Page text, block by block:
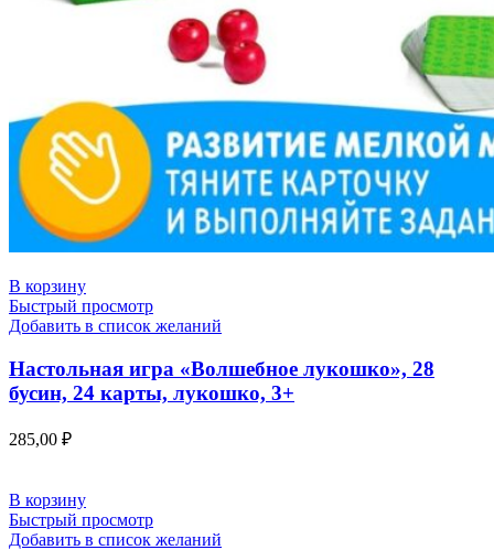
В корзину
Быстрый просмотр
Добавить в список желаний
Настольная игра «Волшебное лукошко», 28
бусин, 24 карты, лукошко, 3+
285,00 ₽
В корзину
Быстрый просмотр
Добавить в список желаний